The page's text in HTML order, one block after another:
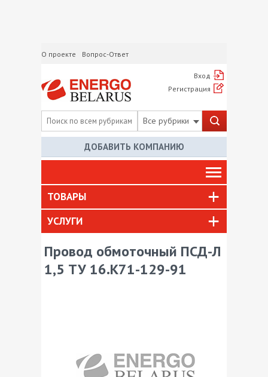
О проекте Вопрос-Ответ
Вход
Регистрация
Все рубрики
ДОБАВИТЬ КОМПАНИЮ
ТОВАРЫ
УСЛУГИ
Провод обмоточный ПСД-Л
1,5 ТУ 16.К71-129-91